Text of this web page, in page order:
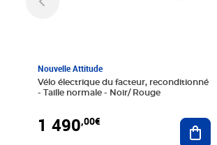
Nouvelle Attitude
Vélo électrique du facteur, reconditionné
- Taille normale - Noir/ Rouge
1 490,00€